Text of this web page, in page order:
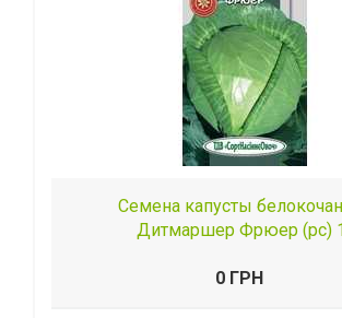
Семена капусты
Дитмаршер Фрюер (рс)
0 ГРН